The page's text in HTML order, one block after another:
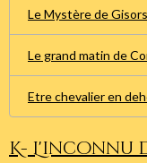
Le Mystère de Gisors
Le grand matin de
Etre chevalier en
K- L'inconnu